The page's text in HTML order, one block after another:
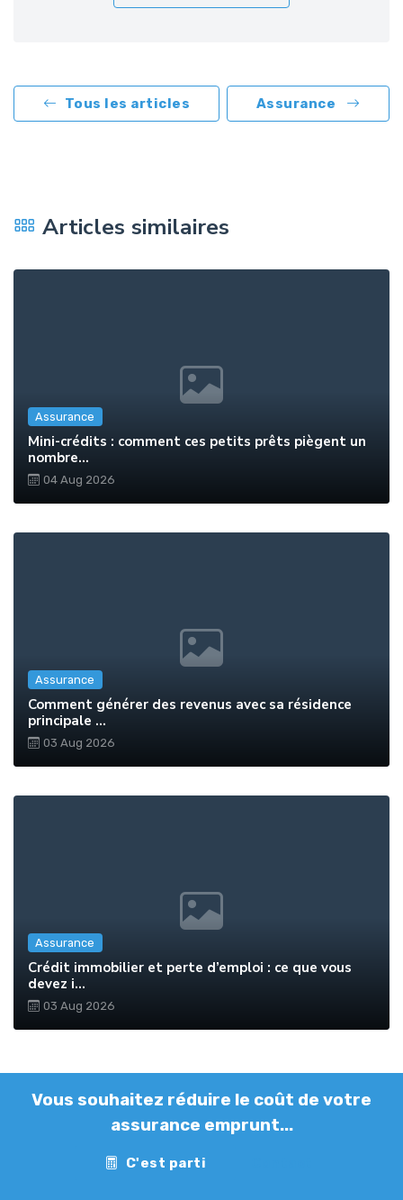
Tous les articles Assurance
Articles similaires
Assurance
Mini-crédits : comment ces petits prêts piègent un
nombre...
04 Aug 2026
Assurance
Comment générer des revenus avec sa résidence
principale ...
03 Aug 2026
Assurance
Crédit immobilier et perte d’emploi : ce que vous
devez i...
03 Aug 2026
Vous souhaitez réduire le coût de votre
assurance emprunt...
C'est parti